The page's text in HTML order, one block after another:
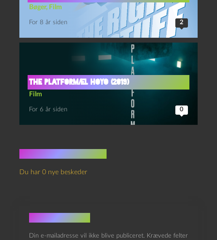
Bøger, Film
For 8 år siden 2
The Platform/El Hoyo (2019)
Film
For 6 år siden 0
Du har 0 nye beskeder
Skriv et svar
Din e-mailadresse vil ikke blive publiceret. Krævede felter